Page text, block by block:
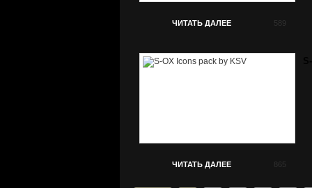
ЧИТАТЬ ДАЛЕЕ 589
ЧИТАТЬ ДАЛЕЕ 865